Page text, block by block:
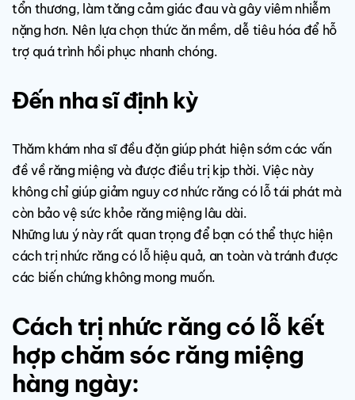
tổn thương, làm tăng cảm giác đau và gây viêm nhiễm
nặng hơn. Nên lựa chọn thức ăn mềm, dễ tiêu hóa để hỗ
trợ quá trình hồi phục nhanh chóng.
Đến nha sĩ định kỳ
Thăm khám nha sĩ đều đặn giúp phát hiện sớm các vấn
đề về răng miệng và được điều trị kịp thời. Việc này
không chỉ giúp giảm nguy cơ nhức răng có lỗ tái phát mà
còn bảo vệ sức khỏe răng miệng lâu dài.
Những lưu ý này rất quan trọng để bạn có thể thực hiện
cách trị nhức răng có lỗ hiệu quả, an toàn và tránh được
các biến chứng không mong muốn.
Cách trị nhức răng có lỗ kết
hợp chăm sóc răng miệng
hàng ngày: